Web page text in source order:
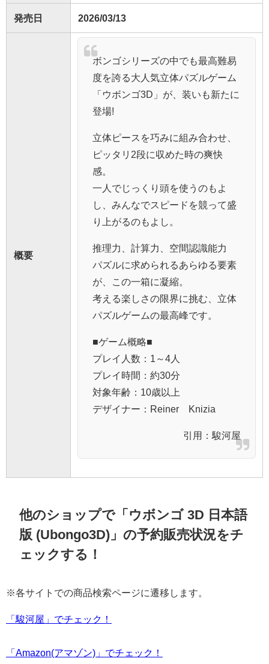
発売日 2026/03/13
概要
ボンゴシリーズの中でも最高難易
度を誇る大人気立体パズルゲーム
「ウボンゴ3D」が、装いも新たに
登場!
立体ピースを巧みに組み合わせ、
ピッタリ2段に収めた時の爽快
感。
一人でじっくり頭を使うのもよ
し、みんなでスピードを競って盛
り上がるのもよし。
推理力、計算力、空間認識能力
パズルに求められるあらゆる要素
が、この一箱に凝縮。
考える楽しさの限界に挑む、立体
パズルゲームの最高峰です。
■ゲーム概略■
プレイ人数：1～4人
プレイ時間：約30分
対象年齢：10歳以上
デザイナー：Reiner Knizia
引用： 駿河屋
他のショップで「ウボンゴ 3D 日本語
版 (Ubongo3D)」の予約販売状況をチ
ェックする！
※各サイトでの商品検索ページに遷移します。
「駿河屋」でチェック！
「Amazon(アマゾン)」でチェック！